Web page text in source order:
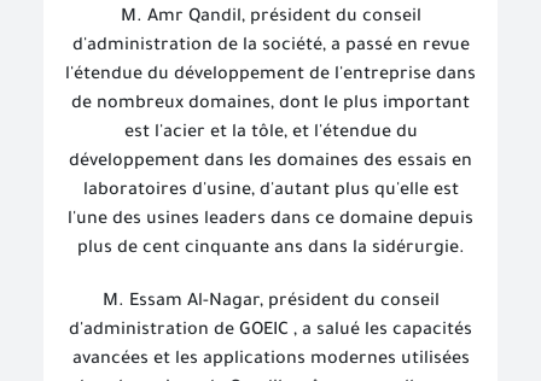
M. Amr Qandil, président du conseil
d'administration de la société, a passé en revue
l'étendue du développement de l'entreprise dans
de nombreux domaines, dont le plus important
est l'acier et la tôle, et l'étendue du
développement dans les domaines des essais en
laboratoires d'usine, d'autant plus qu'elle est
l'une des usines leaders dans ce domaine depuis
plus de cent cinquante ans dans la sidérurgie.
M. Essam Al-Nagar, président du conseil
d'administration de GOEIC , a salué les capacités
avancées et les applications modernes utilisées